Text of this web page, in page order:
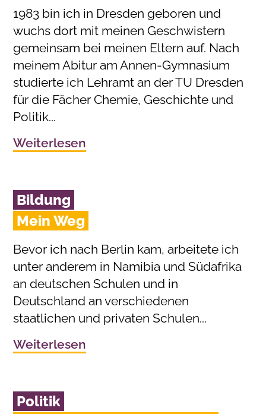
1983 bin ich in Dresden geboren und
wuchs dort mit meinen Geschwistern
gemeinsam bei meinen Eltern auf. Nach
meinem Abitur am Annen-Gymnasium
studierte ich Lehramt an der TU Dresden
für die Fächer Chemie, Geschichte und
Politik...
Weiterlesen
Bildung
Mein Weg
Bevor ich nach Berlin kam, arbeitete ich
unter anderem in Namibia und Südafrika
an deutschen Schulen und in
Deutschland an verschiedenen
staatlichen und privaten Schulen...
Weiterlesen
Politik